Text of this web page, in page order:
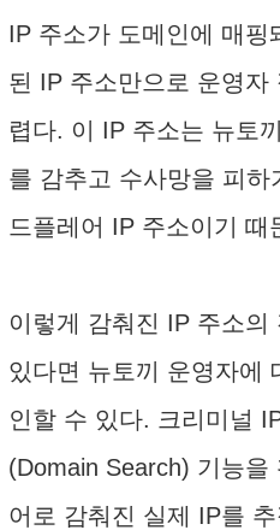
IP 주소가 도메인에 매핑
된 IP 주소만으로 운영자
렵다. 이 IP 주소는 뉴토
를 감추고 수사망을 피
드플레어 IP 주소이기 때
이렇게 감춰진 IP 주소
있다면 뉴토끼 운영자에
인할 수 있다. 크리미널
(Domain Search) 기능을
어로 감춰진 실제 IP를